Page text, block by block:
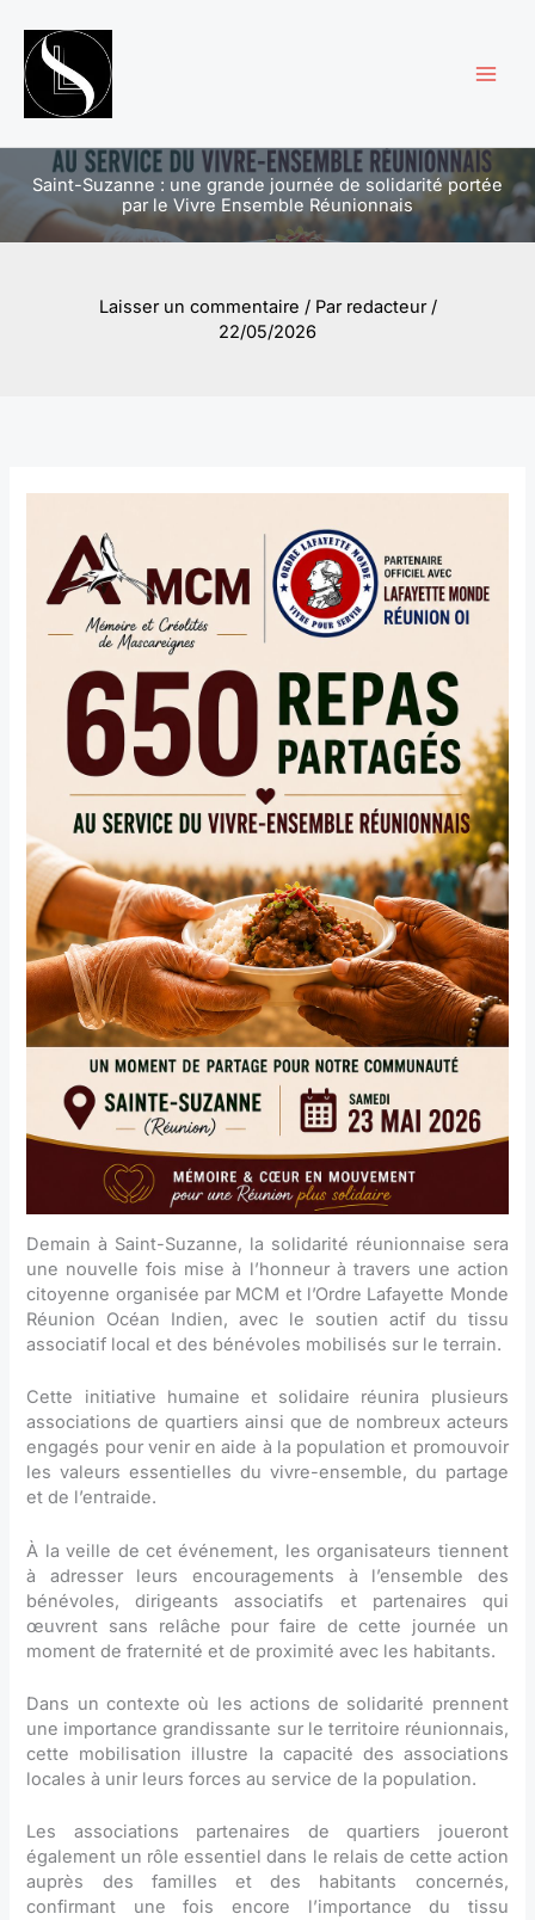
contenu
Saint-Suzanne : une grande journée de solidarité portée
par le Vivre Ensemble Réunionnais
Laisser un commentaire / Par redacteur/
22/05/2026
Demain à Saint-Suzanne, la solidarité réunionnaise sera
une nouvelle fois mise à l’honneur à travers une action
citoyenne organisée par MCM et l’Ordre Lafayette Monde
Réunion Océan Indien, avec le soutien actif du tissu
associatif local et des bénévoles mobilisés sur le terrain.
Cette initiative humaine et solidaire réunira plusieurs
associations de quartiers ainsi que de nombreux acteurs
engagés pour venir en aide à la population et promouvoir
les valeurs essentielles du vivre-ensemble, du partage
et de l’entraide.
À la veille de cet événement, les organisateurs tiennent
à adresser leurs encouragements à l’ensemble des
bénévoles, dirigeants associatifs et partenaires qui
œuvrent sans relâche pour faire de cette journée un
moment de fraternité et de proximité avec les habitants.
Dans un contexte où les actions de solidarité prennent
une importance grandissante sur le territoire réunionnais,
cette mobilisation illustre la capacité des associations
locales à unir leurs forces au service de la population.
Les associations partenaires de quartiers joueront
également un rôle essentiel dans le relais de cette action
auprès des familles et des habitants concernés,
confirmant une fois encore l’importance du tissu